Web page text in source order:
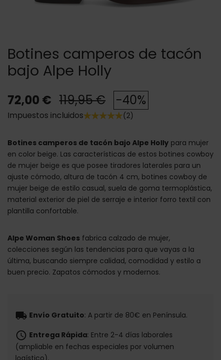
Botines camperos de tacón
bajo Alpe Holly
72,00 € 119,95 € -40%
Impuestos incluidos (2)
Botines camperos de tacón bajo Alpe Holly para mujer
en color beige. Las características de estos botines cowboy
de mujer beige es que posee tiradores laterales para un
ajuste cómodo, altura de tacón 4 cm, botines cowboy de
mujer beige de estilo casual, suela de goma termoplástica,
material exterior de piel de serraje e interior forro textil con
plantilla confortable.
Alpe Woman Shoes fabrica calzado de mujer,
colecciones según las tendencias para que vayas a la
última, buscando siempre calidad, comodidad y estilo a
buen precio. Zapatos cómodos y modernos.
local_shipping Envío Gratuito: A partir de 80€ en Península.
schedule Entrega Rápida: Entre 2-4 días laborales
(ampliable en fechas especiales por volumen
logístico).